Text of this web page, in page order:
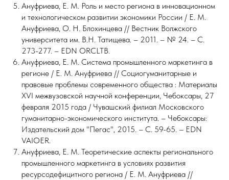
Ануфриева, Е. М. Роль и место региона в инновационном
и технологическом развитии экономики России / Е. М.
Ануфриева, О. Н. Блохинцева // Вестник Волжского
университета им. В.Н. Татищева. – 2011. – № 24. – С.
273-277. – EDN ORCLTB.
Ануфриева, Е. М. Система промышленного маркетинга в
регионе / Е. М. Ануфриева // Социогуманитарные и
правовые проблемы современного общества : Материалы
XVI межвузовской научной конференции, Чебоксары, 27
февраля 2015 года / Чувашский филиал Московского
гуманитарно-экономического института. – Чебоксары:
Издательский дом "Пегас", 2015. – С. 59-65. – EDN
VAIOER.
Ануфриева, Е. М. Теоретические аспекты регионального
промышленного маркетинга в условиях развития
ресурсодефицитного региона / Е. М. Ануфриева //